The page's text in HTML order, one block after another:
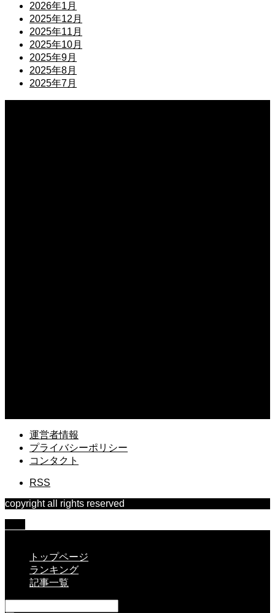
2026年1月
2025年12月
2025年11月
2025年10月
2025年9月
2025年8月
2025年7月
運営者情報
プライバシーポリシー
コンタクト
RSS
copyright all rights reserved
トップページ
ランキング
記事一覧